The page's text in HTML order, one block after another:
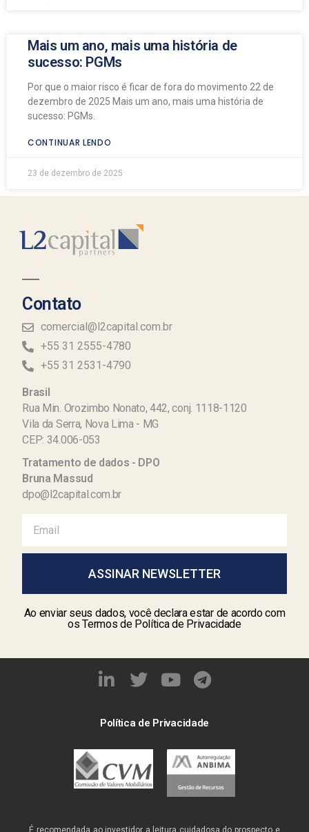
Mais um ano, mais uma história de
sucesso: PGMs
Por que o maior risco é ficar de fora do movimento 22 de
dezembro de 2025 Mais um ano, mais uma história de
sucesso: PGMs.
CONTINUAR LENDO
23 de dezembro de 2025
Contato
comercial@l2capital.com.br
+55 31 2555-4780
+55 31 2531-4790
Brasil
Rua Min. Orozimbo Nonato, 442, conj. 1118-1120
Vila da Serra, Nova Lima - MG
CEP: 34.006-053
Tratamento de dados - DPO
Bruna Massud
dpo@l2capital.com.br
ASSINAR NEWSLETTER
Ao enviar seus dados, você declara estar de acordo com
os Termos de Política de Privacidade
Política de Privacidade
É recomendada ao investidor a leitura cuidadosa do prospecto e